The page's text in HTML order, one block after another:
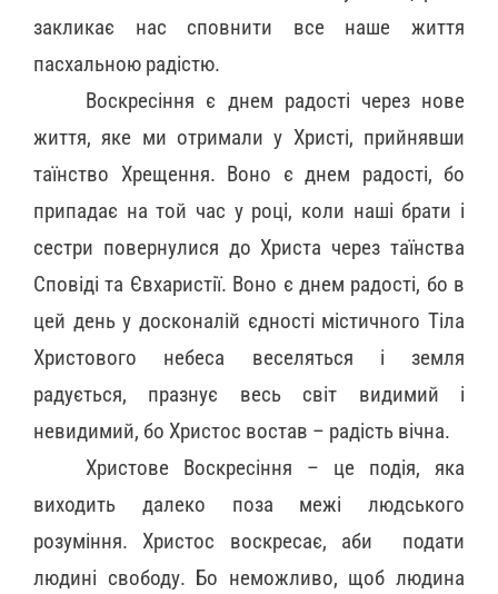
закликає нас сповнити все наше життя
пасхальною радістю.
Воскресіння є днем радості через нове
життя, яке ми отримали у Христі, прийнявши
таїнство Хрещення. Воно є днем радості, бо
припадає на той час у році, коли наші брати і
сестри повернулися до Христа через таїнства
Сповіді та Євхаристії. Воно є днем радості, бо в
цей день у досконалій єдності містичного Тіла
Христового небеса веселяться і земля
радується, празнує весь світ видимий і
невидимий, бо Христос востав – радість вічна.
Христове Воскресіння – це подія, яка
виходить далеко поза межі людського
розуміння. Христос воскресає, аби подати
людині свободу. Бо неможливо, щоб людина